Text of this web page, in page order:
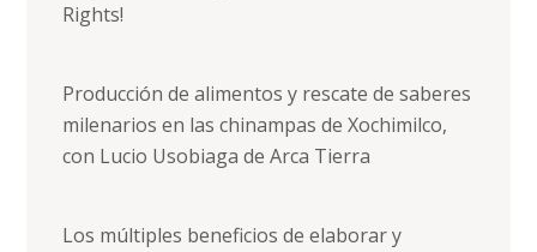
Rights!
Producción de alimentos y rescate de saberes
milenarios en las chinampas de Xochimilco,
con Lucio Usobiaga de Arca Tierra
Los múltiples beneficios de elaborar y